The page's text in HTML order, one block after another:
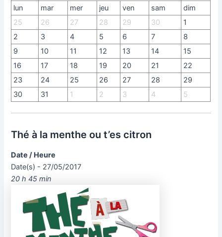
lun mar mer jeu ven sam
dim
25
26 27 28 29 30
1
2
3 4 5 6 7
8
9
10 11 12 13 14
15
16
17 18 19 20 21
22
23
24 25 26 27 28
29
30
31 1 2 3 4 5
Thé à la menthe ou t’es citron
Date / Heure
Date(s) - 27/05/2017
20 h 45 min